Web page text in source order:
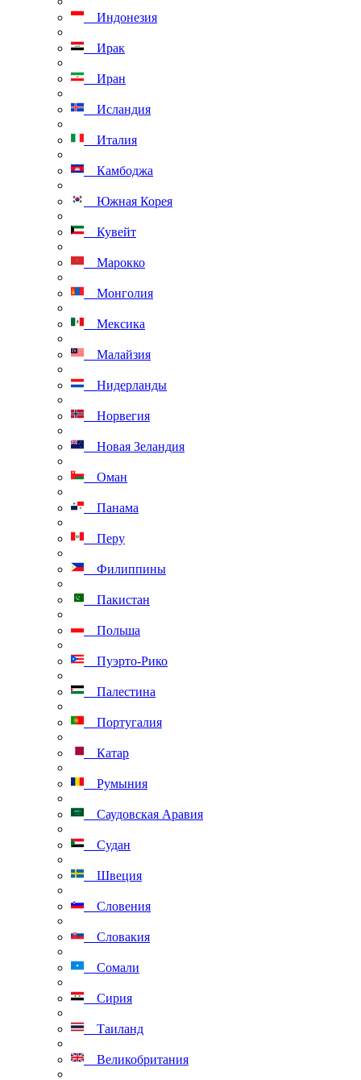
Индонезия
Ирак
Иран
Исландия
Италия
Камбоджа
Южная Корея
Кувейт
Марокко
Монголия
Мексика
Малайзия
Нидерланды
Норвегия
Новая Зеландия
Оман
Панама
Перу
Филиппины
Пакистан
Польша
Пуэрто-Рико
Палестина
Португалия
Катар
Румыния
Саудовская Аравия
Судан
Швеция
Словения
Словакия
Сомали
Сирия
Таиланд
Великобритания